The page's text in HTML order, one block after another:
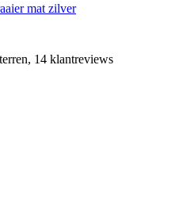
mat zilver
14 klantreviews